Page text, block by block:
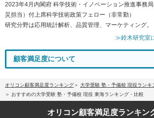
2023年4月内閣府 科学技術・イノベーション推進事務
災担当）付上席科学技術政策フェロー（非常勤）
研究分野は応用統計解析、品質管理、マーケティング。
≫鈴木研究室
顧客満足度について
オリコン顧客満足度ランキング
大学受験 塾・予備校 現役ランキ
おすすめの大学受験 塾・予備校 現役 東海ランキング・比較
オリコン顧客満足度ランキン